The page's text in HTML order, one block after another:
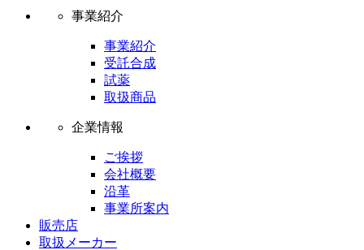
事業紹介
事業紹介
受託合成
試薬
取扱商品
企業情報
ご挨拶
会社概要
沿革
事業所案内
販売店
取扱メーカー